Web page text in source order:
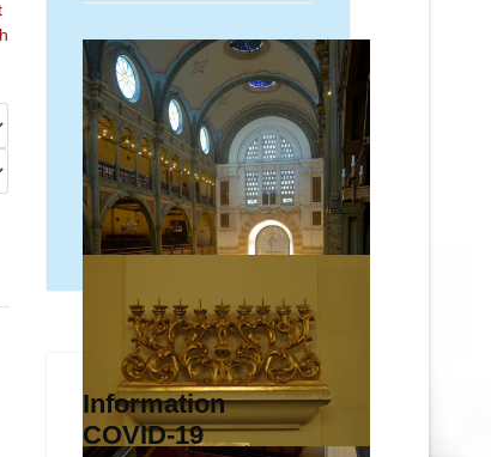
Information
COVID-19